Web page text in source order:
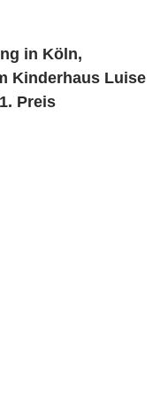
in Köln,
Kinderhaus Luise
Preis